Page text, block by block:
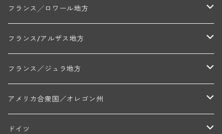
セラファン・ペール・エ・フィス(ジュヴレ・シャンベルタン)
フランソワーズ・ジャニアール(ペルナン・ヴェルジュレス)
マルキ・ダンジェルヴィル(ヴォルネー)
コート・シャロネーズ地区
ロワイエ(コート・デュ・クーショワ)
A&Pド・ヴィレーヌ(ブーズロン)
マコネ地区
マンシア・ポンセ(シャントレ)
ボージョレ地区
フランク・ジュイヤール(ジュリエナ)
ギイ・ブルトン(モルゴン)
ジャン・ルイ・シャーヴ・セレクション(エルミタージュ)
ル・ヴュー・ドンジョン(シャトーヌフ・デュ・パプ)
シャトー・ライヤ(シャトーヌフ・デュ・パプ)
ド・ロルチュ(ヴァルフローネ)
ヴァン・ド・ペイ・ド・レロー
ムーラン・ド・ガサック
アントル・ドゥー・メール地区
シャトー・レストリーユ
メドック地区
シャトー・ル・タンプル
フランス╱ロワール地方
ペイ・ナンテ地区
デ・オー・ペミオン(ムスカデ)
サントル・ニヴェルネ地区
ディディエ・ダグノー(プイィ・フュメ)
レジス・ミネ(プイィ・フュメ)
トゥーレーヌ地区
ド・ラ・ノブレ(シノン)
フランス/アルザス地方
ロリー・ガスマン
フランス／ジュラ地方
アルボワ
ペリカン
アメリカ合衆国／オレゴン州
ウィラメット・ヴァレー
ドイツ